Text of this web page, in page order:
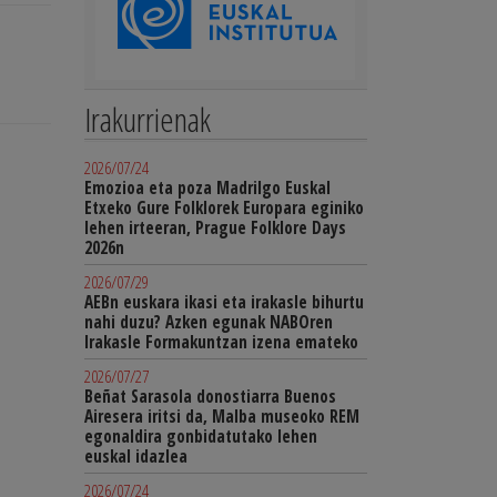
Irakurrienak
2026/07/24
Emozioa eta poza Madrilgo Euskal
Etxeko Gure Folklorek Europara eginiko
lehen irteeran, Prague Folklore Days
2026n
2026/07/29
AEBn euskara ikasi eta irakasle bihurtu
nahi duzu? Azken egunak NABOren
Irakasle Formakuntzan izena emateko
2026/07/27
Beñat Sarasola donostiarra Buenos
Airesera iritsi da, Malba museoko REM
egonaldira gonbidatutako lehen
euskal idazlea
2026/07/24